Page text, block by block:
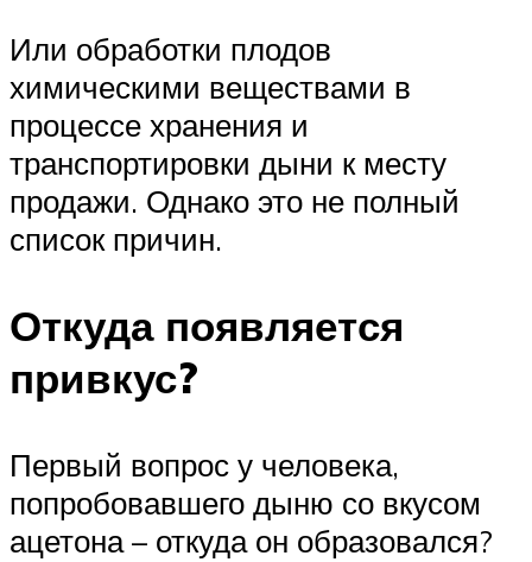
Или обработки плодов
химическими веществами в
процессе хранения и
транспортировки дыни к месту
продажи. Однако это не полный
список причин.
Откуда появляется
привкус?
Первый вопрос у человека,
попробовавшего дыню со вкусом
ацетона – откуда он образовался?